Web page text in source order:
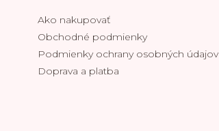
Ako nakupovať
Obchodné podmienky
Podmienky ochrany osobných údajov
Doprava a platba